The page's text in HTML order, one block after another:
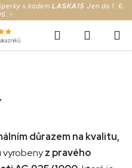
s kódem LASKA15 Jen do 1. 6.
Hľadať
KOŠÍK
důrazem na kvalitu,
vyrobenyz pravého